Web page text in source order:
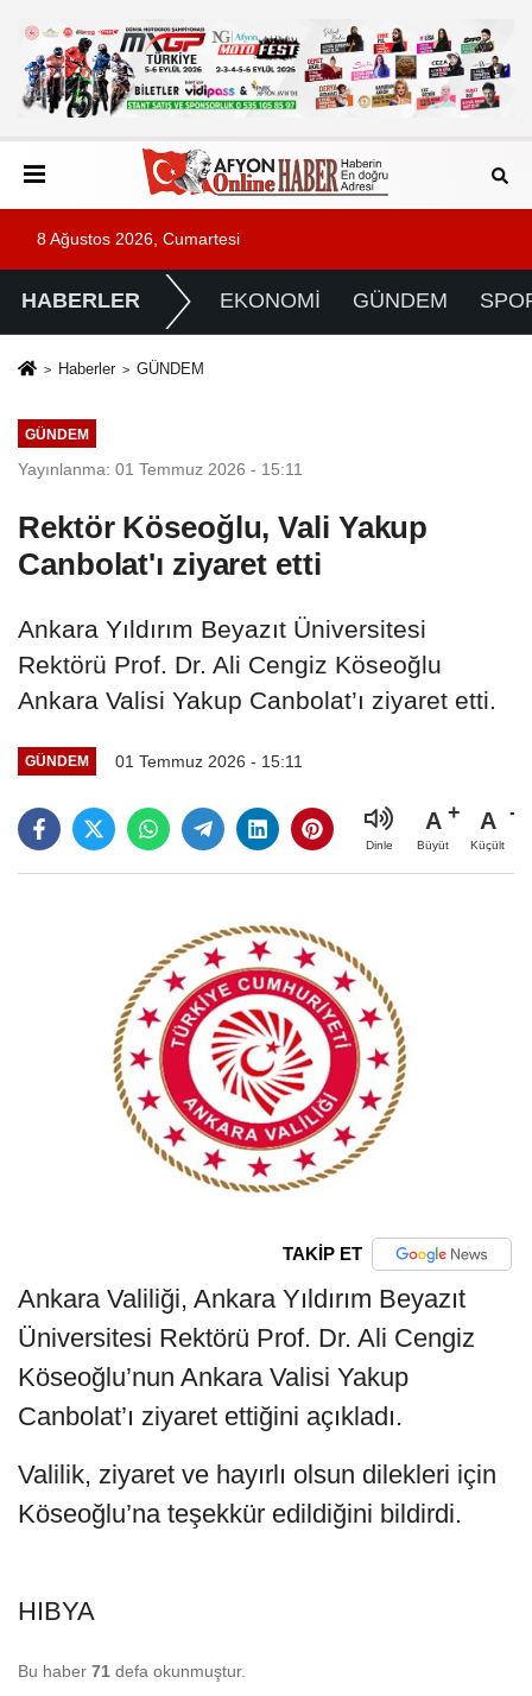
8 Ağustos 2026, Cumartesi
HABERLER EKONOMİ GÜNDEM
Haberler GÜNDEM
GÜNDEM
Yayınlanma: 01 Temmuz 2026 - 15:11
Rektör Köseoğlu, Vali Yakup
Canbolat'ı ziyaret etti
Ankara Yıldırım Beyazıt Üniversitesi
Rektörü Prof. Dr. Ali Cengiz Köseoğlu
Ankara Valisi Yakup Canbolat’ı ziyaret etti.
GÜNDEM 01 Temmuz 2026 - 15:11
Dinle
A
Büyüt
A
Küçült
TAKİP ET
Ankara Valiliği, Ankara Yıldırım Beyazıt
Üniversitesi Rektörü Prof. Dr. Ali Cengiz
Köseoğlu’nun Ankara Valisi Yakup
Canbolat’ı ziyaret ettiğini açıkladı.
Valilik, ziyaret ve hayırlı olsun dilekleri için
Köseoğlu’na teşekkür edildiğini bildirdi.
HIBYA
Bu haber 71 defa okunmuştur.